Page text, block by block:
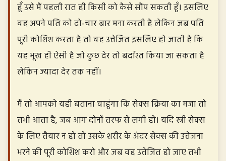
हूँ उसे मैं पहली रात ही किसी को कैसे सौंप सकती हूँ। इसलिए
वह अपने पति को दो-चार बार मना करती है लेकिन जब पति
पूरी कोशिश करता है तो वह उत्तेजित इसलिए हो जाती है कि
यह भूख ही ऐसी है जो कुछ देर तो बर्दाश्त किया जा सकता है
लेकिन ज्यादा देर तक नहीं।
मैं तो आपको यही बताना चाहूंगा कि सेक्स क्रिया का मजा तो
तभी आता है, जब आग दोनों तरफ से लगी हो। यदि स्त्री सेक्स
के लिए तैयार न हो तो उसके शरीर के अंदर सेक्स की उत्तेजना
भरने की पूरी कोशिश करो और जब वह उत्तेजित हो जाए तभी